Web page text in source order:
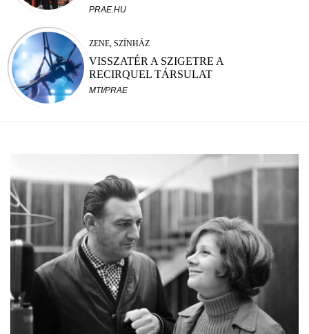
PRAE.HU
ZENE, SZÍNHÁZ
VISSZATÉR A SZIGETRE A
RECIRQUEL TÁRSULAT
MTI/PRAE